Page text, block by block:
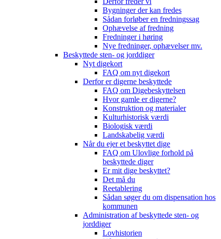
Bygninger der kan fredes
Sådan forløber en fredningssag
Ophævelse af fredning
Fredninger i høring
Nye fredninger, ophævelser mv.
Beskyttede sten- og jorddiger
Nyt digekort
FAQ om nyt digekort
Derfor er digerne beskyttede
FAQ om Digebeskyttelsen
Hvor gamle er digerne?
Konstruktion og materialer
Kulturhistorisk værdi
Biologisk værdi
Landskabelig værdi
Når du ejer et beskyttet dige
FAQ om Ulovlige forhold på
beskyttede diger
Er mit dige beskyttet?
Det må du
Reetablering
Sådan søger du om dispensation hos
kommunen
Administration af beskyttede sten- og
jorddiger
Lovhistorien